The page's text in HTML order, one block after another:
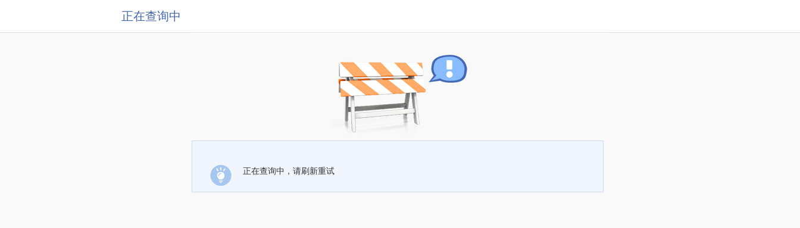
正在查询中
正在查询中，请刷新重试